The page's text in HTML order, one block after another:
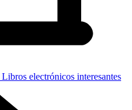
Libros electrónicos interesantes